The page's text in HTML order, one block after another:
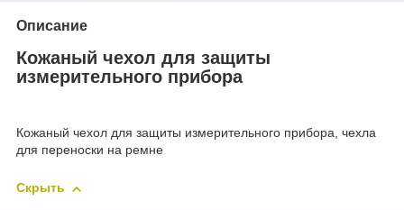
Описание
Кожаный чехол для защиты
измерительного прибора
Кожаный чехол для защиты измерительного прибора, чехла
для переноски на ремне
Скрыть